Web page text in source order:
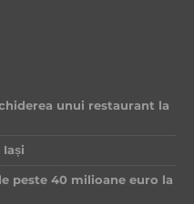
unui restaurant la
peste 40 milioane euro la